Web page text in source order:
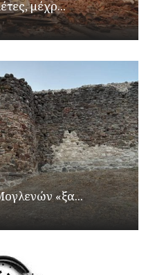
μέχρ...
«ξα...